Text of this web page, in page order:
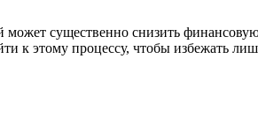
существенно снизить
к этому процессу, чтобы избежать